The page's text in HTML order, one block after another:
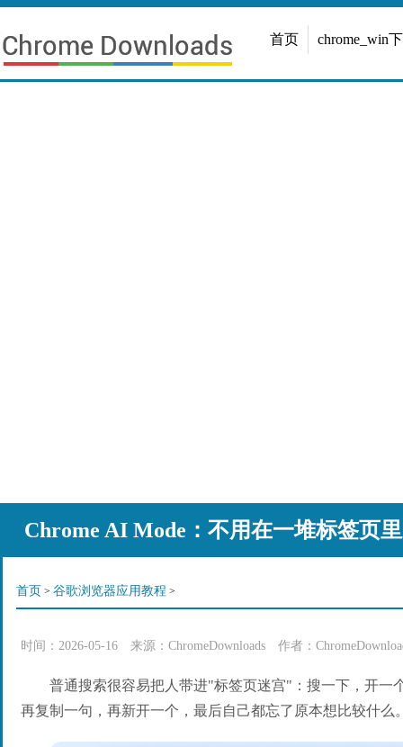
首页 chrome_win
Chrome AI Mode：不用在一堆标签页
首页 > 谷歌浏览器应用教程 >
时间： 2026-05-16 来源： ChromeDownloads 作者：
普通搜索很容易把人带进"标签页迷宫"：搜一下，开一
再复制一句，再新开一个，最后自己都忘了原本想比较什么